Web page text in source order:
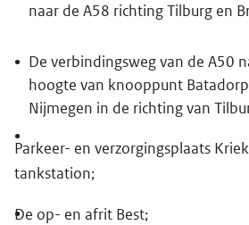
naar de A58 richting Tilburg en
De verbindingsweg van de A50
hoogte van knooppunt
Nijmegen in de richting van
Parkeer- en verzorgingsplaats
tankstation;
De op- en afrit Best;